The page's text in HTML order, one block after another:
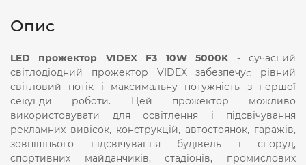
Опис
LED прожектор VIDEX F3 10W 5000K - сучасний
світлодіодний прожектор VIDEX забезпечує рівний
світловий потік і максимальну потужність з першої
секунди роботи. Цей прожектор можливо
використовувати для освітлення і підсвічування
рекламних вивісок, конструкцій, автостоянок, гаражів,
зовнішнього підсвічування будівель і споруд,
спортивних майданчиків, стадіонів, промислових